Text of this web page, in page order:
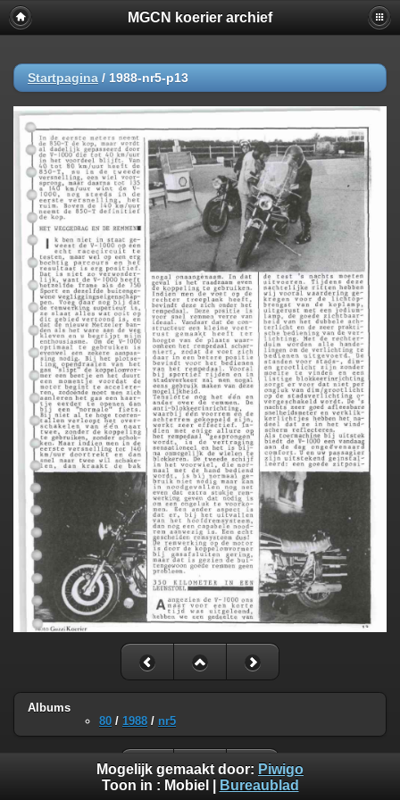
MGCN koerier archief
Startpagina / 1988-nr5-p13
Albums
80 / 1988 / nr5
Mogelijk gemaakt door: Piwigo
Toon in : Mobiel Bureaublad